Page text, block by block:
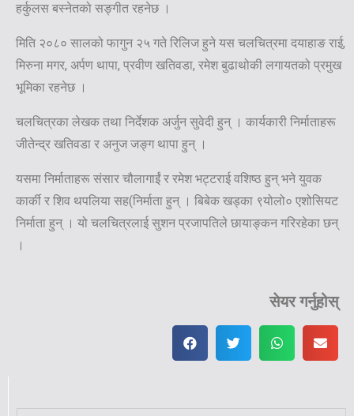
हर्कुलस बस्नेतको सङ्गीत रहनेछ ।
मिति २०८० सालको फागुन २५ गते रिलिज हुने यस चलचित्रमा दयाहाङ राई,
मिरुना मगर, अर्पण थापा, प्रवीण खतिवडा, रमेश बुढाथोकी लगायतको प्रमुख
भूमिका रहनेछ ।
चलचित्रका लेखक तथा निर्देशक अर्जुन सुवेदी हुन् । कार्यकारी निर्माताहरू
जीतेन्द्र खतिवडा र अनुज जङ्ग थापा हुन् ।
यसमा निर्माताहरू संसार चौलागाईं र रमेश भट्टराई वशिष्ठ हुन् भने युवक
कार्की र शिव थपलिया सह(निर्माता हुन् । बिबेक खड्का ९योलो० एशोसियट
निर्माता हुन् । यो चलचित्रलाई सुशन प्रजापतिले छायाङ्कन गरिरहेका छन्
।
सेयर गर्नुहोस्